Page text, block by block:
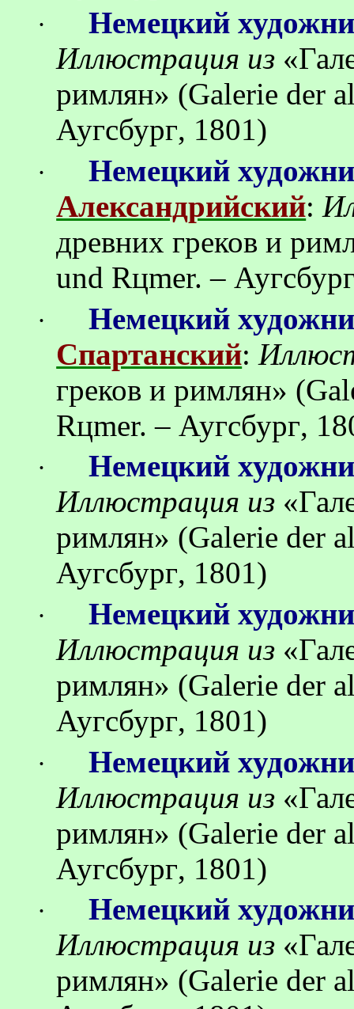
·
Немецкий
Иллюстрация из «
римлян» (Galerie der
Аугсбург, 1801)
·
Немецкий
Александрийский:
древних греков и
und Rцmer. –
·
Немецкий
Спартанский:
греков и римлян»
Rцmer. – Аугсбург,
·
Немецкий
Иллюстрация из «
римлян» (Galerie der
Аугсбург, 1801)
·
Немецкий
Иллюстрация из «
римлян» (Galerie der
Аугсбург, 1801)
·
Немецкий
Иллюстрация из «
римлян» (Galerie der
Аугсбург, 1801)
·
Немецкий
Иллюстрация из «
римлян» (Galerie der